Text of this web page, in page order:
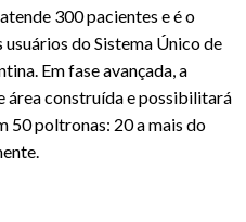
300 pacientes e é o
do Sistema Único de
Em fase avançada, a
área construída e possibilitará
50 poltronas: 20 a mais do